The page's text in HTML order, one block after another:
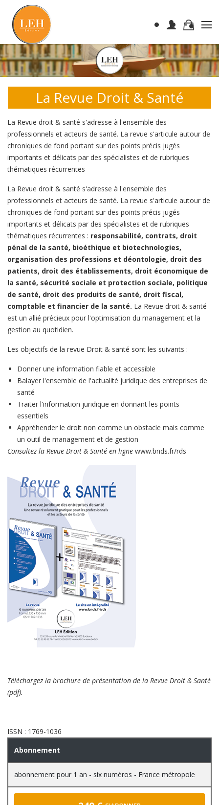
La Revue Droit & Santé
La Revue droit & santé s'adresse à l'ensemble des
professionnels et acteurs de santé. La revue s'articule autour de
chroniques de fond portant sur des points précis jugés
importants et délicats par des spécialistes et de rubriques
thématiques récurrentes
La Revue droit & santé s'adresse à l'ensemble des
professionnels et acteurs de santé. La revue s'articule autour de
chroniques de fond portant sur des points précis jugés
importants et délicats par des spécialistes et de rubriques
thématiques récurrentes : responsabilité, contrats, droit
pénal de la santé, bioéthique et biotechnologies,
organisation des professions et déontologie, droit des
patients, droit des établissements, droit économique de
la santé, sécurité sociale et protection sociale, politique
de santé, droit des produits de santé, droit fiscal,
comptable et financier de la santé. La Revue droit & santé
est un allié précieux pour l'optimisation du management et la
gestion au quotidien.
Les objectifs de la revue Droit & santé sont les suivants :
Donner une information fiable et accessible
Balayer l'ensemble de l'actualité juridique des entreprises de
santé
Traiter l'information juridique en donnant les points
essentiels
Appréhender le droit non comme un obstacle mais comme
un outil de management et de gestion
Consultez la Revue Droit & Santé en ligne www.bnds.fr/rds
Téléchargez la brochure de présentation de la Revue Droit & Santé
(pdf).
ISSN : 1769-1036
Abonnement
abonnement pour 1 an - six numéros - France métropole